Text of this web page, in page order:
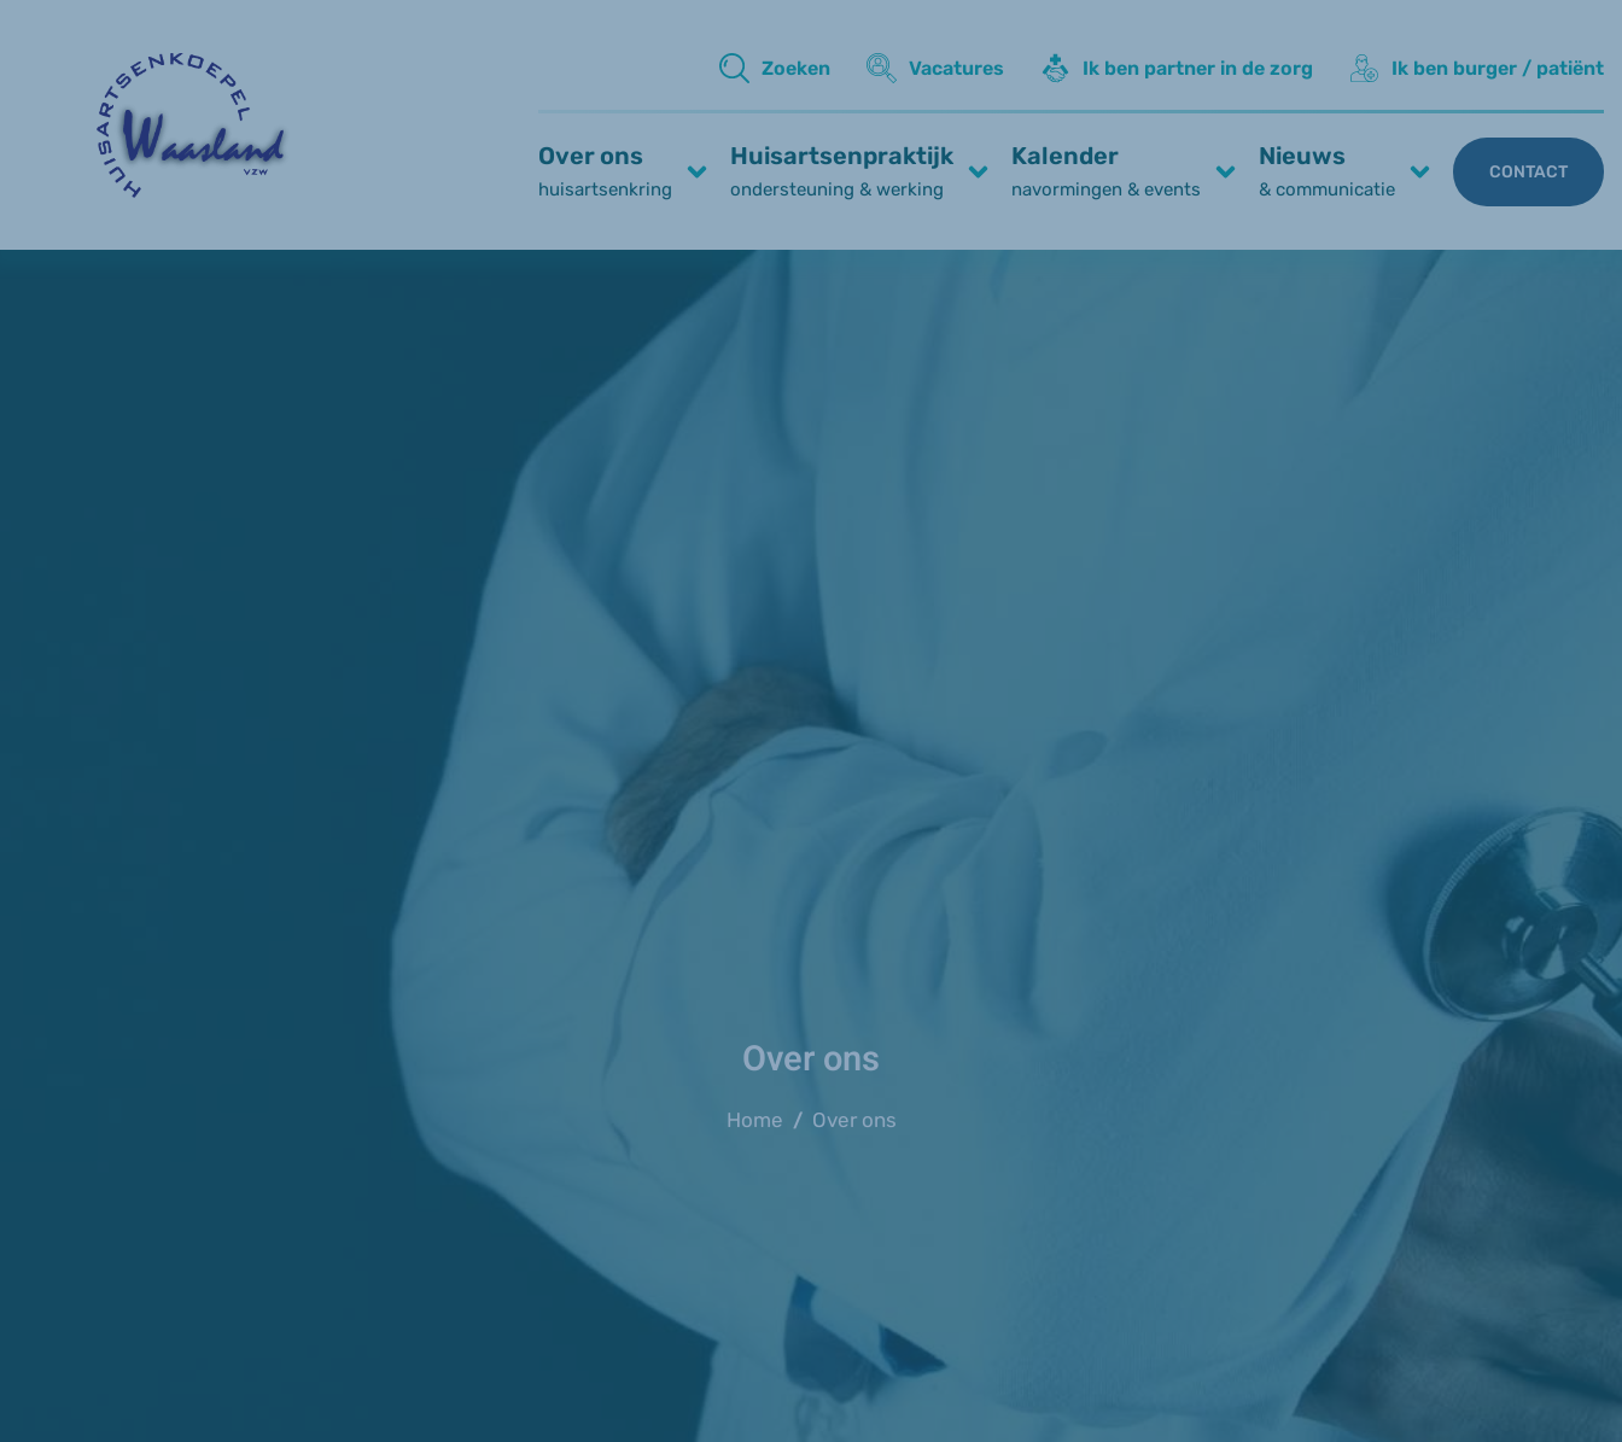
CONTACT
Over ons
huisartsenkring
Huisartsenpraktijk
ondersteuning & werking
Kalender
navormingen & events
Nieuws
& communicatie
Zoeken Vacatures Ik ben partner in de zorg Ik ben burger / patiënt
Over ons
Home / Over ons